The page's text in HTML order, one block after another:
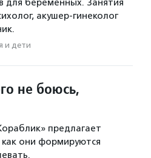
для беременных. Занятия
акушер-гинеколог
и дети
не боюсь,
предлагает
как они формируются